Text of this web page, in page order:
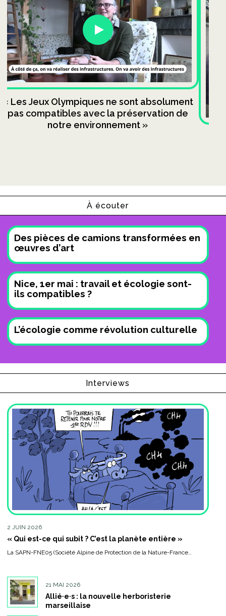
« Les Jeux Olympiques ne sont absolument
pas compatibles avec la préservation de
notre environnement »
À écouter
Des pièces de camions transformées en
œuvres d’art
Nice, 1er mai : travail et écologie sont-
ils compatibles ?
L’écologie comme révolution culturelle
Interviews
2 JUIN 2026
« Qui est-ce qui subit ? C’est la planète entière »
La SAPN-FNE05 (Société Alpine de Protection de la Nature-France…
21 MAI 2026
Allié·e·s : la nouvelle herboristerie
marseillaise